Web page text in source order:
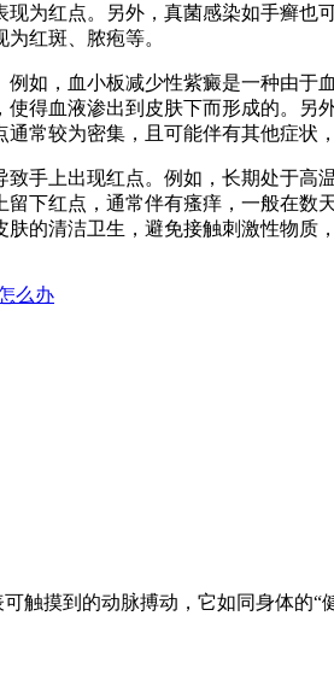
为红点。另外，真菌感染如手癣
红斑、脓疱等。
如，血小板减少性紫癜是一种由
得血液渗出到皮肤下而形成的。
常较为密集，且可能伴有其他症状
手上出现红点。例如，长期处于
下红点，通常伴有瘙痒，一般在
的清洁卫生，避免接触刺激性物质
么办
触摸到的动脉搏动，它如同身体的